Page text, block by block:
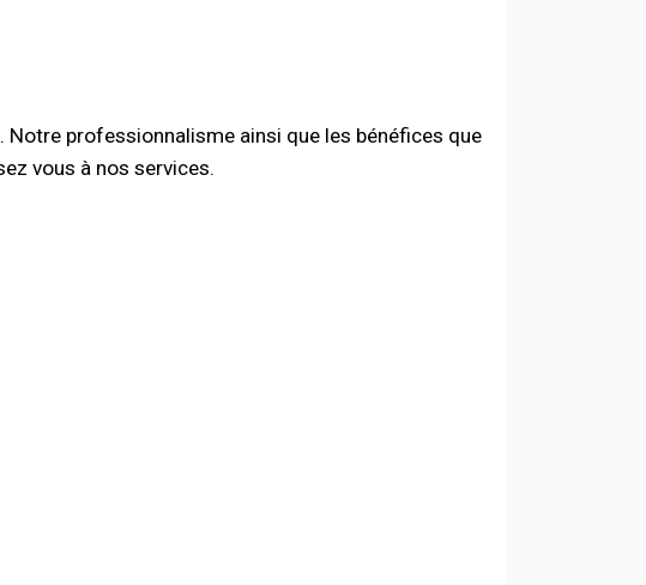
Notre professionnalisme ainsi que les bénéfices que
vous à nos services.